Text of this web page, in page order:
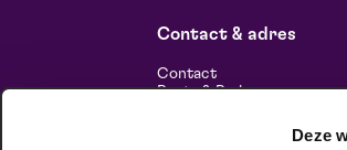
Deze
Contact & adres
Contact
Route & Parkeren